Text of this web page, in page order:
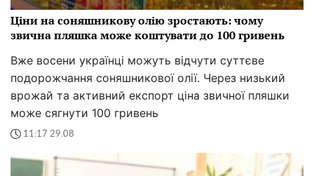
Ціни на соняшникову олію зростають: чому
звична пляшка може коштувати до 100 гривень
Вже восени українці можуть відчути суттєве
подорожчання соняшникової олії. Через низький
врожай та активний експорт ціна звичної пляшки
може сягнути 100 гривень
11:17 29.08